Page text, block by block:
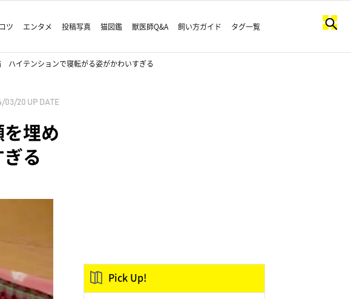
ツ エンタメ 投稿写真 猫図鑑 獣医師Q&A 飼い方ガイド タグ一覧
ハイテンションで寝転がる姿がかわいすぎる
03/20 UP DATE
埋め
る
Pick Up!